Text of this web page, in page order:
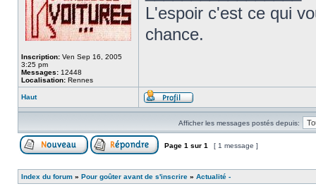
Inscription: Ven Sep 16, 2005
3:25 pm
Messages: 12448
Localisation: Rennes
L'espoir c'est ce qui
chance.
Haut
Afficher les messages postés depuis:
Page 1 sur 1 [ 1 message ]
Index du forum » Pour goûter avant de s'inscrire » Actualité -